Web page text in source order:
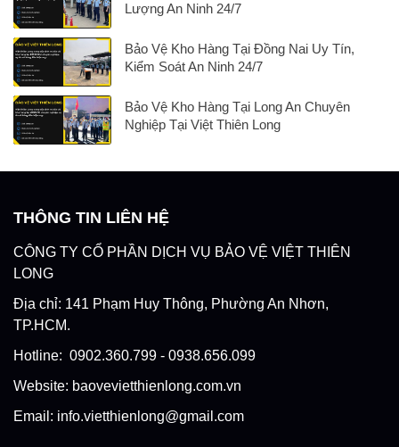
Lượng An Ninh 24/7
Bảo Vệ Kho Hàng Tại Đồng Nai Uy Tín,
Kiểm Soát An Ninh 24/7
Bảo Vệ Kho Hàng Tại Long An Chuyên
Nghiệp Tại Việt Thiên Long
THÔNG TIN LIÊN HỆ
CÔNG TY CỔ PHẦN DỊCH VỤ BẢO VỆ VIỆT THIÊN
LONG
Địa chỉ: 141 Phạm Huy Thông, Phường An Nhơn,
TP.HCM.
Hotline: 0902.360.799 - 0938.656.099
Website: baovevietthienlong.com.vn
Email: info.vietthienlong@gmail.com